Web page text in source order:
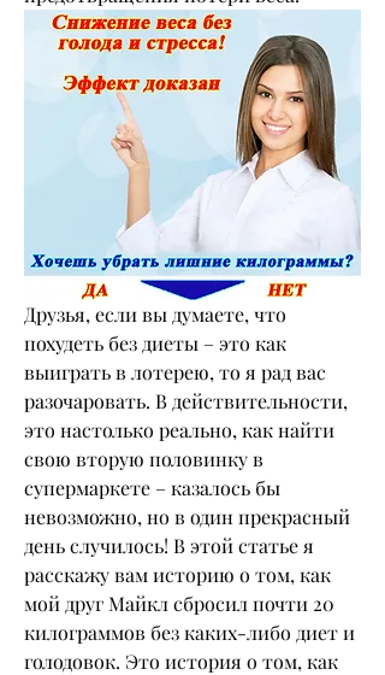
Друзья, если вы думаете, что
похудеть без диеты – это как
выиграть в лотерею, то я рад вас
разочаровать. В действительности,
это настолько реально, как найти
свою вторую половинку в
супермаркете – казалось бы
невозможно, но в один прекрасный
день случилось! В этой статье я
расскажу вам историю о том, как
мой друг Майкл сбросил почти 20
килограммов без каких-либо диет и
голодовок. Это история о том, как